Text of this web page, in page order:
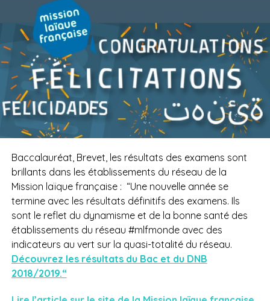
Baccalauréat, Brevet, les résultats des examens sont
brillants dans les établissements du réseau de la
Mission laïque française : “Une nouvelle année se
termine avec les résultats définitifs des examens. Ils
sont le reflet du dynamisme et de la bonne santé des
établissements du réseau #mlfmonde avec des
indicateurs au vert sur la quasi-totalité du réseau.
Découvrez les résultats du Bac et du DNB
2018/2019.“